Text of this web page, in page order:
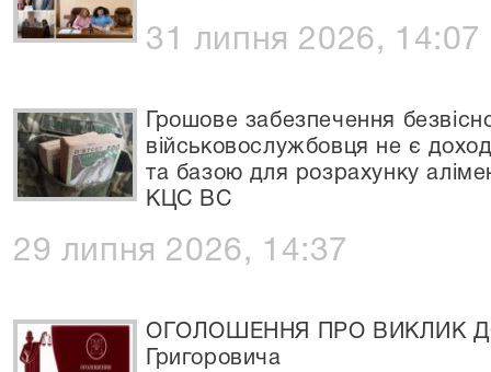
31 липня 2026, 14:07
Грошове забезпечення
військовослужбовця не є
та базою для розрахунку
КЦС ВС
29 липня 2026, 14:37
ОГОЛОШЕННЯ ПРО ВИКЛИК ДО
Григоровича